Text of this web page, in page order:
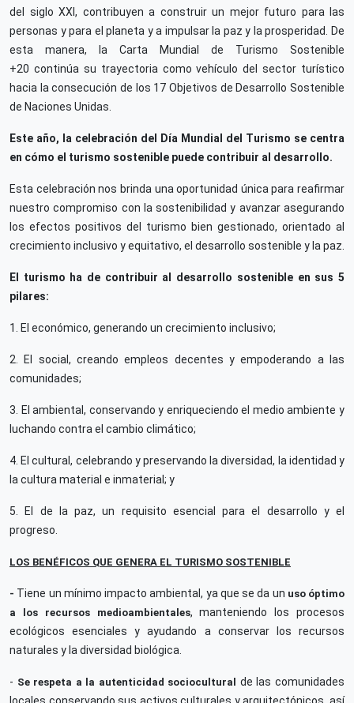
del siglo XXI, contribuyen a construir un mejor futuro para las
personas y para el planeta y a impulsar la paz y la prosperidad. De
esta manera, la Carta Mundial de Turismo Sostenible
+20 continúa su trayectoria como vehículo del sector turístico
hacia la consecución de los 17 Objetivos de Desarrollo Sostenible
de Naciones Unidas.
Este año, la celebración del Día Mundial del Turismo se centra
en cómo el turismo sostenible puede contribuir al desarrollo.
Esta celebración nos brinda una oportunidad única para reafirmar
nuestro compromiso con la sostenibilidad y avanzar asegurando
los efectos positivos del turismo bien gestionado, orientado al
crecimiento inclusivo y equitativo, el desarrollo sostenible y la paz.
El turismo ha de contribuir al desarrollo sostenible en sus 5
pilares:
1. El económico, generando un crecimiento inclusivo;
2. El social, creando empleos decentes y empoderando a las
comunidades;
3. El ambiental, conservando y enriqueciendo el medio ambiente y
luchando contra el cambio climático;
4. El cultural, celebrando y preservando la diversidad, la identidad y
la cultura material e inmaterial; y
5. El de la paz, un requisito esencial para el desarrollo y el
progreso.
LOS BENÉFICOS QUE GENERA EL TURISMO SOSTENIBLE
- Tiene un mínimo impacto ambiental, ya que se da un uso óptimo
a los recursos medioambientales, manteniendo los procesos
ecológicos esenciales y ayudando a conservar los recursos
naturales y la diversidad biológica.
- Se respeta a la autenticidad sociocultural de las comunidades
locales conservando sus activos culturales y arquitectónicos, así